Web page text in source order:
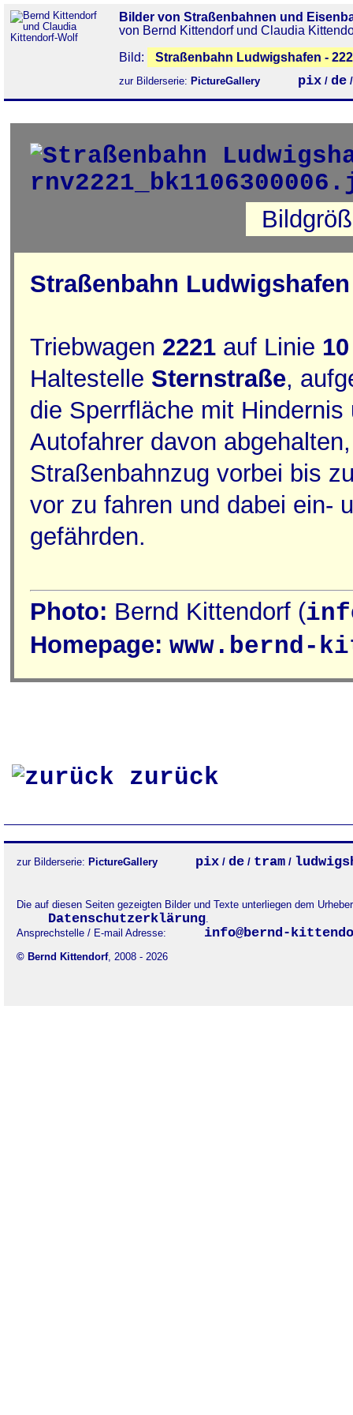
Bilder von Straßenbahnen und
von Bernd Kittendorf und Claudia
Bild:
Straßenbahn Ludwigshafen -
zur Bilderserie: PictureGallery pix / de
Straßenbahn Ludwigshafen
Triebwagen 2221 auf Linie 10
Haltestelle Sternstraße,
die Sperrfläche mit
Autofahrer davon
Straßenbahnzug vorbei bis
vor zu fahren und dabei ein-
gefährden.
Photo: Bernd Kittendorf (
Homepage: www.bernd-
zurück
zur Bilderserie: PictureGallery pix / de / tram /
Die auf diesen Seiten gezeigten Bilder und Texte unterliegen dem
Datenschutzerklärung.
Ansprechstelle / E-mail Adresse:
info@bernd-
© Bernd Kittendorf, 2008 - 2026